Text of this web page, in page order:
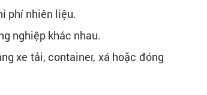
phí nhiên liệu.
nghiệp khác nhau.
xe tải, container, xá hoặc đóng